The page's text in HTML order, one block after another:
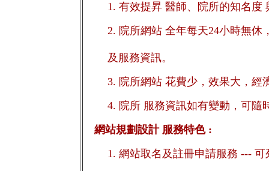
1. 有效提昇 醫師、院所的知名度
2. 院所網站 全年每天24小時無
及服務資訊。
3. 院所網站 花費少，效果大，經
4. 院所 服務資訊如有變動，可隨
網站規劃設計 服務特色 :
1. 網站取名及註冊申請服務 ---